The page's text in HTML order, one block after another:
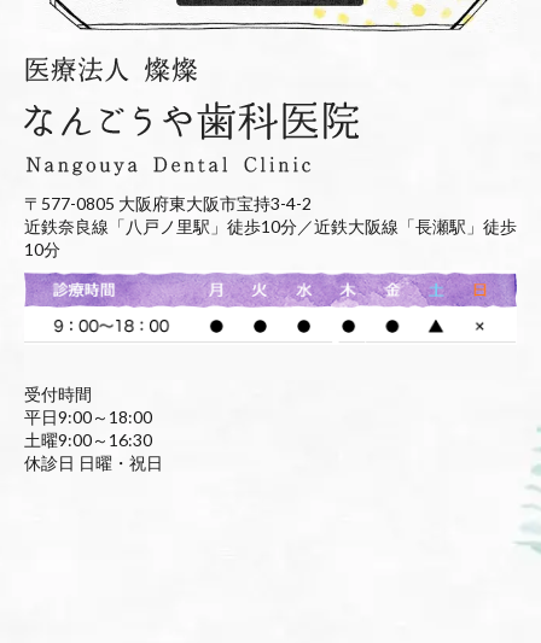
〒577-0805 大阪府東大阪市宝持3-4-2
近鉄奈良線「八戸ノ里駅」徒歩10分／近鉄大阪線「長瀬駅」徒歩
10分
受付時間
平日9:00～18:00
土曜9:00～16:30
休診日 日曜・祝日